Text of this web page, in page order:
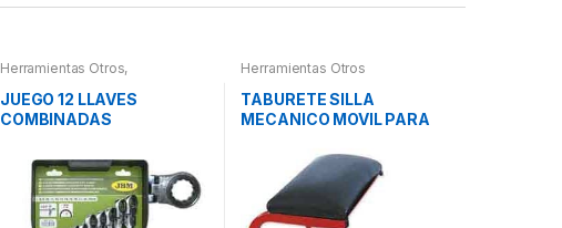
Herramientas Otros,
Herramientas De Mano
JUEGO 12 LLAVES
COMBINADAS
Herramientas Otros
TABURETE SILLA
MECANICO MOVIL PARA